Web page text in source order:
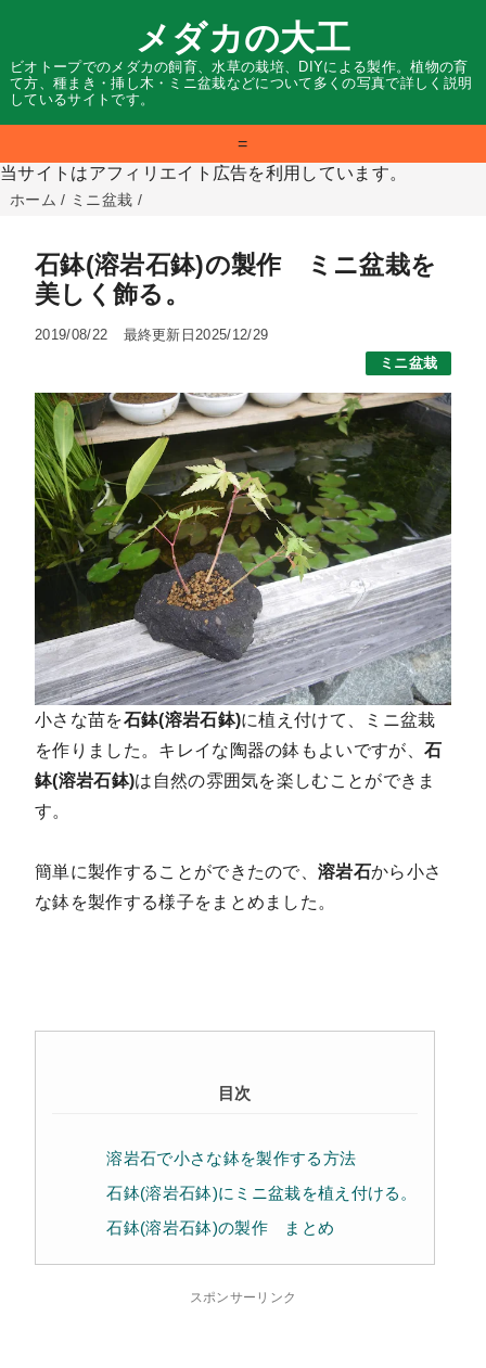
メダカの大工
ビオトープでのメダカの飼育、水草の栽培、DIYによる製作。植物の育
て方、種まき・挿し木・ミニ盆栽などについて多くの写真で詳しく説明
しているサイトです。
=
当サイトはアフィリエイト広告を利用しています。
ホーム / ミニ盆栽 /
石鉢(溶岩石鉢)の製作 ミニ盆栽を
美しく飾る。
2019/08/22
最終更新日2025/12/29
ミニ盆栽
小さな苗を石鉢(溶岩石鉢)に植え付けて、ミニ盆栽
を作りました。キレイな陶器の鉢もよいですが、石
鉢(溶岩石鉢)は自然の雰囲気を楽しむことができま
す。
簡単に製作することができたので、溶岩石から小さ
な鉢を製作する様子をまとめました。
目次
溶岩石で小さな鉢を製作する方法
石鉢(溶岩石鉢)にミニ盆栽を植え付ける。
石鉢(溶岩石鉢)の製作 まとめ
スポンサーリンク